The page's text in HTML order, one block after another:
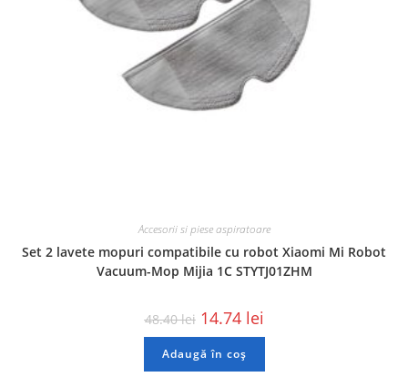
Accesorii si piese aspiratoare
Set 2 lavete mopuri compatibile cu robot Xiaomi Mi Robot
Vacuum-Mop Mijia 1C STYTJ01ZHM
48.40lei 14.74 lei
Adaugă în coș